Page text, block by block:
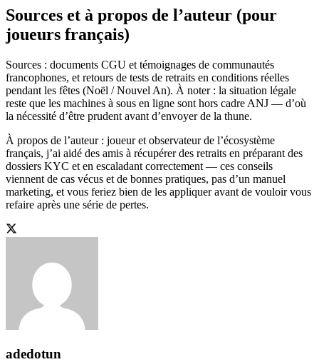
Sources et à propos de l’auteur (pour
joueurs français)
Sources : documents CGU et témoignages de communautés
francophones, et retours de tests de retraits en conditions réelles
pendant les fêtes (Noël / Nouvel An). À noter : la situation légale
reste que les machines à sous en ligne sont hors cadre ANJ — d’où
la nécessité d’être prudent avant d’envoyer de la thune.
À propos de l’auteur : joueur et observateur de l’écosystème
français, j’ai aidé des amis à récupérer des retraits en préparant des
dossiers KYC et en escaladant correctement — ces conseils
viennent de cas vécus et de bonnes pratiques, pas d’un manuel
marketing, et vous feriez bien de les appliquer avant de vouloir vous
refaire après une série de pertes.
adedotun